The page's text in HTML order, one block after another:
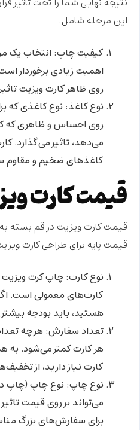
این مرحله شامل:
کیفیت چاپ: انتخاب یک
اهمیت زیادی برخوردار
روی ظاهر کارت ویزیت
نوع کاغذ: نوع کاغذی که
روی احساس و ظاهری که
می‌دهد، تاثیر می‌گذارد.
کاغذهای ضخیم و مقاوم
قیمت کارت
قیمت کارت ویزیت در قم بسته
قیمت پایه برای طراحی کارت ویزیت ۵۵۰ هزارتومان
نوع کارت: چاپ کرت ویزیت
کارت‌های معمولی است. اگر
هستید، باید بودجه
تعداد سفارش: هر چه
هر کارت کمتر می‌شود. به
کارت نیاز دارید، از
نوع چاپ: نوع چاپ (چاپ
می‌تواند بر روی قیمت
برای سفارش‌های بزرگ